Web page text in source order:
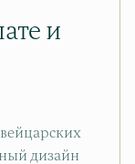
и
дизайн